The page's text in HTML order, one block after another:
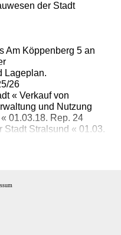
der Stadt
Am Köppenberg 5 an
Lageplan.
26
« Verkauf von
und Nutzung
01.03.18. Rep. 24
Stadt Stralsund « 01.03.